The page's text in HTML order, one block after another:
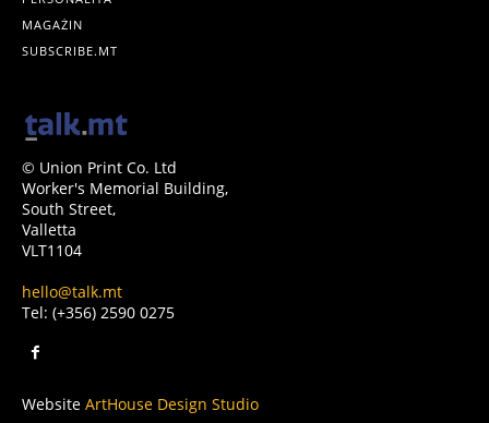
MAGAŻIN
SUBSCRIBE.MT
© Union Print Co. Ltd
Worker's Memorial Building,
South Street,
Valletta
VLT1104
hello@talk.mt
Tel: (+356) 2590 0275
Website ArtHouse Design Studio